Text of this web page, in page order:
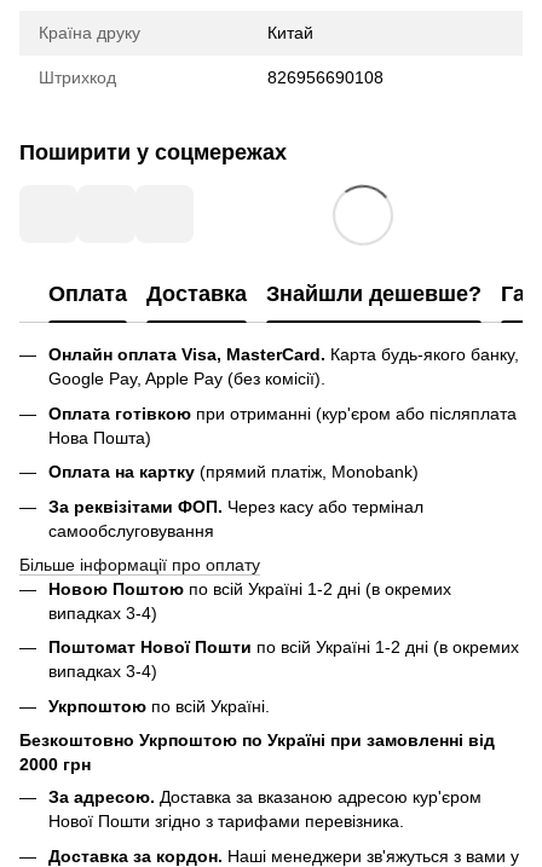
Країна друку Китай
Штрихкод 826956690108
Поширити у соцмережах
Оплата Доставка Знайшли дешевше?
Онлайн оплата Visa, MasterCard. Карта будь-якого банку,
Google Pay, Apple Pay (без комісії).
Оплата готівкою при отриманні (кур'єром або післяплата
Нова Пошта)
Оплата на картку (прямий платіж, Monobank)
За реквізітами ФОП. Через касу або термінал
самообслуговування
Більше інформації про оплату
Новою Поштою по всій Україні 1-2 дні (в окремих
випадках 3-4)
Поштомат Нової Пошти по всій Україні 1-2 дні (в окремих
випадках 3-4)
Укрпоштою по всій Україні.
Безкоштовно Укрпоштою по Україні при замовленні від
2000 грн
За адресою. Доставка за вказаною адресою кур'єром
Нової Пошти згідно з тарифами перевізника.
Доставка за кордон. Наші менеджери зв'яжуться з вами у